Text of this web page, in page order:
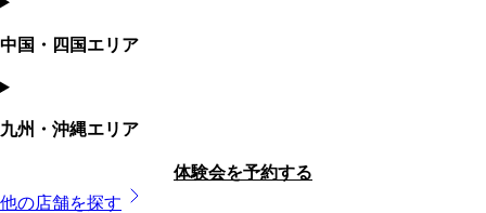
中国・四国エリア
九州・沖縄エリア
体験会を予約する
他の店舗を探す